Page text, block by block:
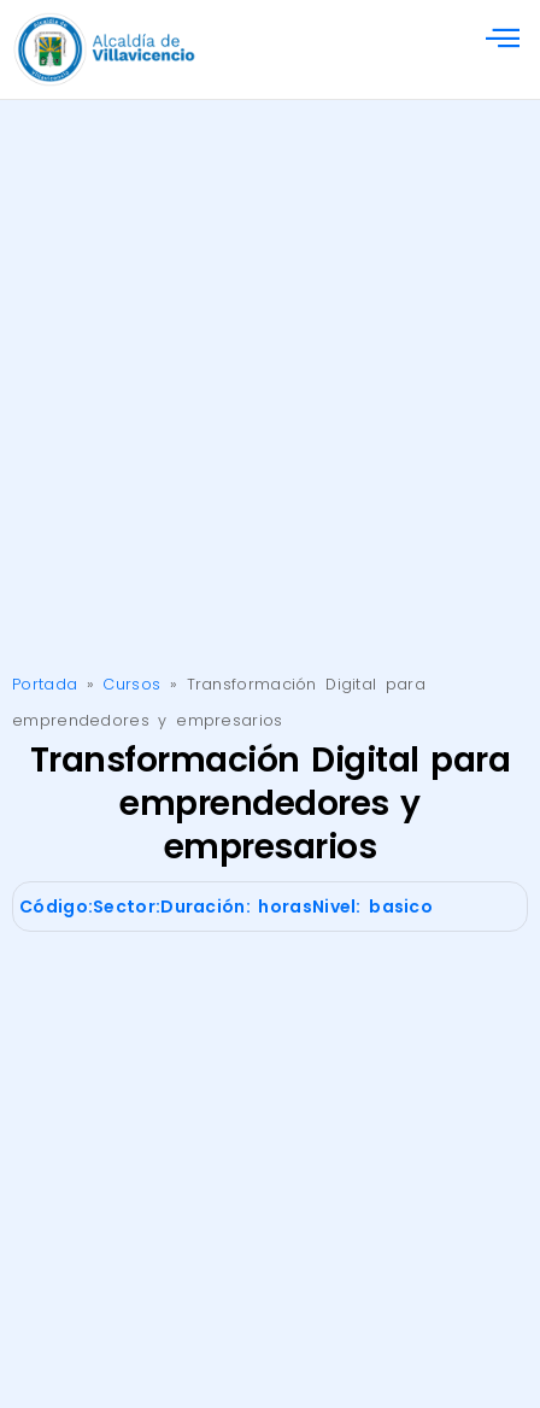
Portada » Cursos » Transformación Digital para
emprendedores y empresarios
Transformación Digital para
emprendedores y
empresarios
Código:Sector:Duración: horasNivel: basico